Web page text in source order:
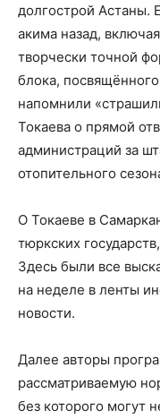
долгострой Астаны.
акима назад,
творчески точной
блока,
напомнили
Токаева о прямой
администраций за
отопительного
О Токаеве в
тюркских
Здесь были все
на неделе в ленты
новости.
Далее авторы
рассматриваемую
без которого могут